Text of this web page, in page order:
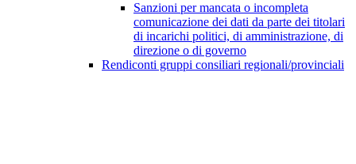
Sanzioni per mancata o incompleta
comunicazione dei dati da parte dei titolari
di incarichi politici, di amministrazione, di
direzione o di governo
Rendiconti gruppi consiliari regionali/provinciali